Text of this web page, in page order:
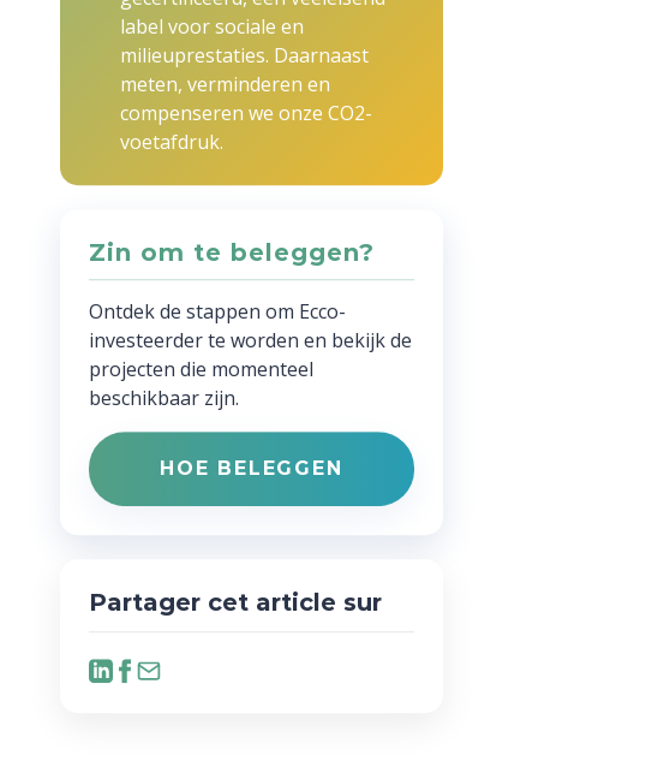
label voor sociale en
milieuprestaties. Daarnaast
meten, verminderen en
compenseren we onze CO2-
voetafdruk.
Zin om te beleggen?
Ontdek de stappen om Ecco-
investeerder te worden en bekijk de
projecten die momenteel
beschikbaar zijn.
HOE BELEGGEN
Partager cet article sur